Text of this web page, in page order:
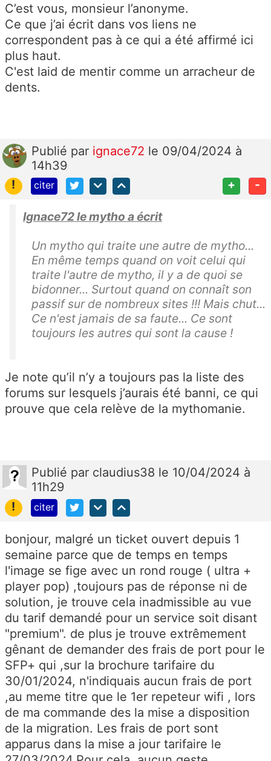
C’est vous, monsieur l’anonyme.
Ce que j’ai écrit dans vos liens ne
correspondent pas à ce qui a été affirmé ici
plus haut.
C'est laid de mentir comme un arracheur de
dents.
Publié par ignace72 le 09/04/2024 à
14h39
!
citer + -
Ignace72 le mytho a écrit
Un mytho qui traite une autre de mytho...
En même temps quand on voit celui qui
traite l'autre de mytho, il y a de quoi se
bidonner... Surtout quand on connaît son
passif sur de nombreux sites !!! Mais chut...
Ce n'est jamais de sa faute... Ce sont
toujours les autres qui sont la cause !
Je note qu’il n’y a toujours pas la liste des
forums sur lesquels j’aurais été banni, ce qui
prouve que cela relève de la mythomanie.
Publié par claudius38 le 10/04/2024 à
11h29
!
citer
bonjour, malgré un ticket ouvert depuis 1
semaine parce que de temps en temps
l'image se fige avec un rond rouge ( ultra +
player pop) ,toujours pas de réponse ni de
solution, je trouve cela inadmissible au vue
du tarif demandé pour un service soit disant
"premium". de plus je trouve extrêmement
gênant de demander des frais de port pour le
SFP+ qui ,sur la brochure tarifaire du
30/01/2024, n'indiquais aucun frais de port
,au meme titre que le 1er repeteur wifi , lors
de ma commande des la mise a disposition
de la migration. Les frais de port sont
apparus dans la mise a jour tarifaire le